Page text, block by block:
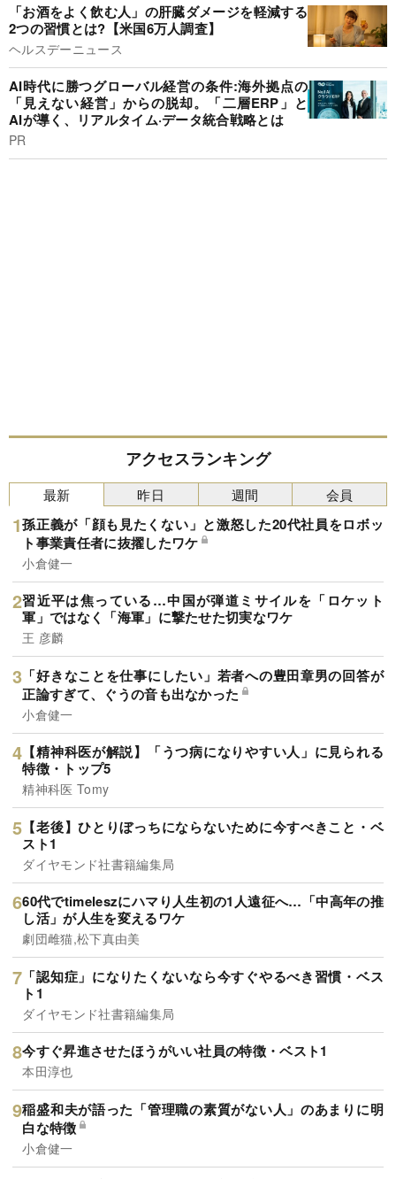
「お酒をよく飲む人」の肝臓ダメージを軽減する
2つの習慣とは?【米国6万人調査】
ヘルスデーニュース
AI時代に勝つグローバル経営の条件:海外拠点の
「見えない経営」からの脱却。「二層ERP」と
AIが導く、リアルタイム·データ統合戦略とは
PR
アクセスランキング
最新
孫正義が「顔も見たくない」と激怒した20代社員をロボッ
ト事業責任者に抜擢したワケ
小倉健一
習近平は焦っている…中国が弾道ミサイルを「ロケット
軍」ではなく「海軍」に撃たせた切実なワケ
王 彦麟
「好きなことを仕事にしたい」若者への豊田章男の回答が
正論すぎて、ぐうの音も出なかった
小倉健一
【精神科医が解説】「うつ病になりやすい人」に見られる
特徴・トップ5
精神科医 Tomy
【老後】ひとりぼっちにならないために今すべきこと・ベ
スト1
ダイヤモンド社書籍編集局
60代でtimeleszにハマり人生初の1人遠征へ…「中高年の推
し活」が人生を変えるワケ
劇団雌猫,松下真由美
「認知症」になりたくないなら今すぐやるべき習慣・ベス
ト1
ダイヤモンド社書籍編集局
今すぐ昇進させたほうがいい社員の特徴・ベスト1
本田淳也
稲盛和夫が語った「管理職の素質がない人」のあまりに明
白な特徴
小倉健一
昨日 週間 会員